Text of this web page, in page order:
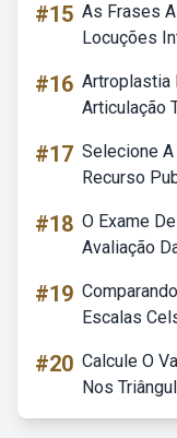
#15 As Frases
Locuções
#16 Artroplastia
Articulação
#17 Selecione
Recurso
#18 O Exame
Avaliação
#19
Escalas
#20 Calcule O
Nos